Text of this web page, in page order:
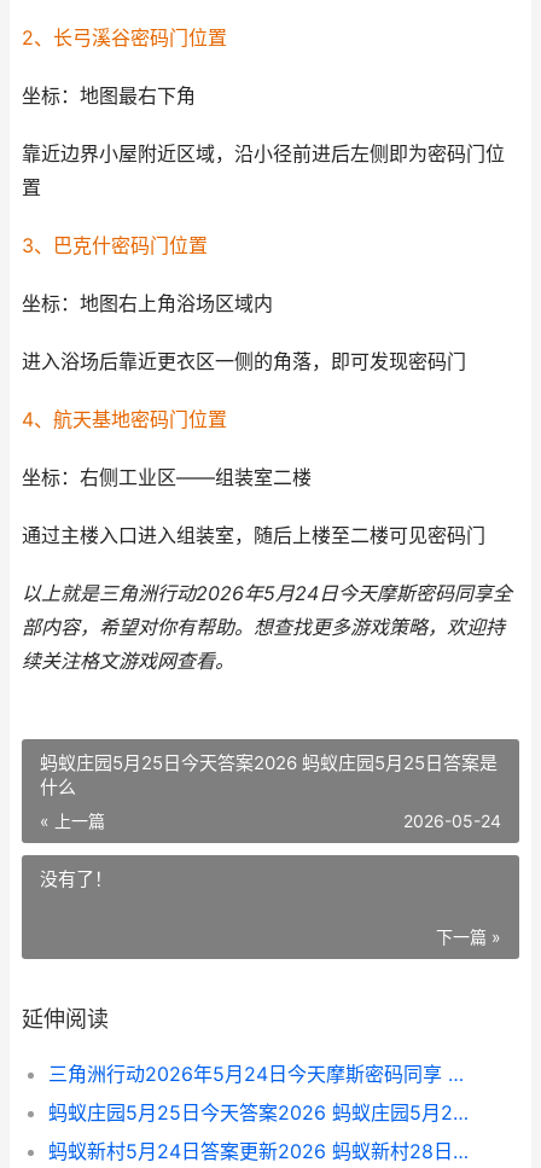
2、长弓溪谷密码门位置
坐标：地图最右下角
靠近边界小屋附近区域，沿小径前进后左侧即为密码门位
置
3、巴克什密码门位置
坐标：地图右上角浴场区域内
进入浴场后靠近更衣区一侧的角落，即可发现密码门
4、航天基地密码门位置
坐标：右侧工业区——组装室二楼
通过主楼入口进入组装室，随后上楼至二楼可见密码门
以上就是三角洲行动2026年5月24日今天摩斯密码同享全
部内容，希望对你有帮助。 想查找更多游戏策略，欢迎持
续关注格文游戏网查看。
蚂蚁庄园5月25日今天答案2026 蚂蚁庄园5月25日答案是
什么
« 上一篇 2026-05-24
没有了！
下一篇 »
延伸阅读
三角洲行动2026年5月24日今天摩斯密码同享 三角洲行动2026兑换码(没过期)
蚂蚁庄园5月25日今天答案2026 蚂蚁庄园5月25日答案是什么
蚂蚁新村5月24日答案更新2026 蚂蚁新村28日答案